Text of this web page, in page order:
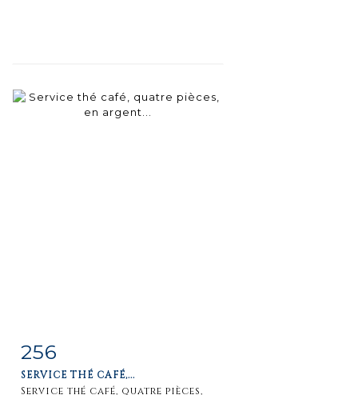
Fiche
détaillée
256
SERVICE THÉ CAFÉ,...
Service thé café, quatre pièces,